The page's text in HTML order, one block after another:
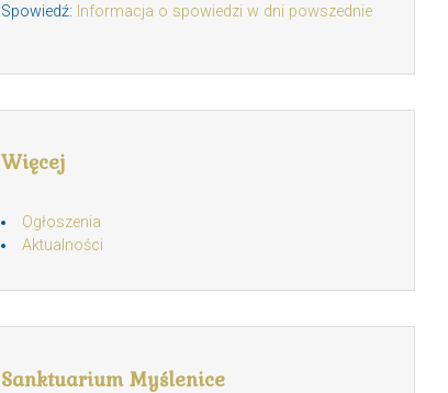
Spowiedź: Informacja o spowiedzi w dni powszednie
Więcej
Ogłoszenia
Aktualności
Sanktuarium Myślenice